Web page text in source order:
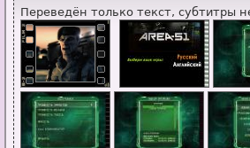
Переведён только текст, субтитры